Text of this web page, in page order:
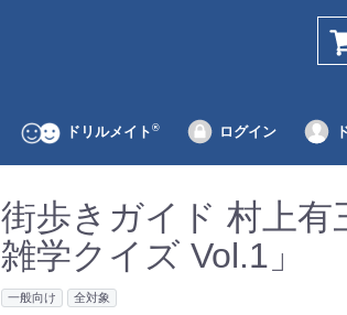
ドリルメイト ® ログイン
街歩きガイド 村上有
雑学クイズ Vol.1」
一般向け 全対象